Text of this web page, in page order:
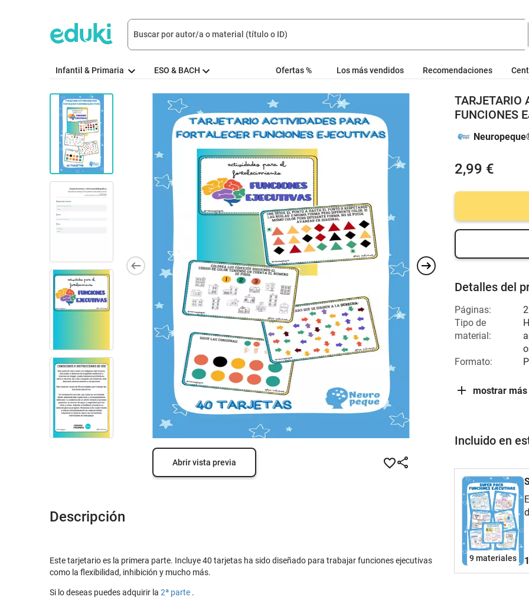
Infantil & Primaria ESO & BACH Ofertas % Los más vendidos Recomendaciones
Abrir vista previa
Descripción
Este tarjetario es la primera parte. Incluye 40 tarjetas ha sido diseñado para trabajar funciones ejecutivas
como la flexibilidad, inhibición y mucho más.
Si lo deseas puedes adquirir la 2ª parte .
TARJETARIO
FUNCIONES
2,99 €
Detalles del
Páginas:
Tipo de
material:
Formato:
mostrar más
Incluido en
9 materiales